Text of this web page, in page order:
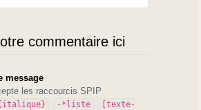
commentaire ici
message
les raccourcis SPIP
-*liste
[texte-